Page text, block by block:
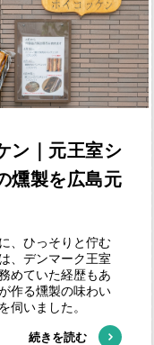
ン｜元王室シ
燻製を広島元
、ひっそりと佇む
、デンマーク王室
めていた経歴もあ
作る燻製の味わい
伺いました。
続きを読む